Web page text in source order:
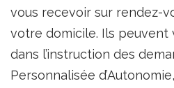
vous recevoir sur rendez-
votre domicile. Ils peuvent
dans l’instruction des
Personnalisée